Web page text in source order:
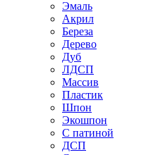
Эмаль
Акрил
Береза
Дерево
Дуб
ЛДСП
Массив
Пластик
Шпон
Экошпон
С патиной
ДСП